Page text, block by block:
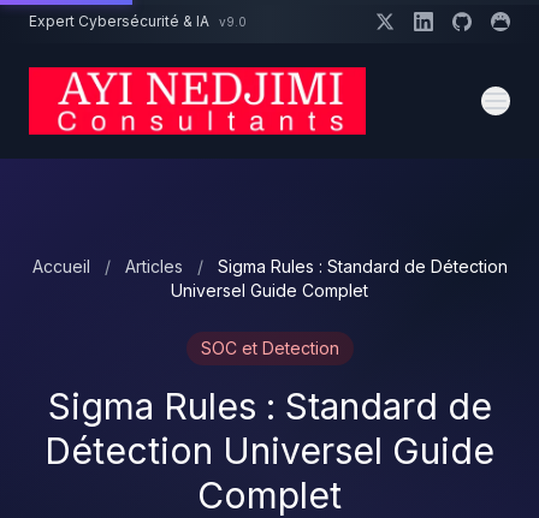
Aller au contenu principal
Expert Cybersécurité & IA v9.0
Accueil / Articles /
Sigma Rules : Standard de Détection
Universel Guide Complet
SOC et Detection
Sigma Rules : Standard de
Détection Universel Guide
Complet
Un projet cybersécurité ?